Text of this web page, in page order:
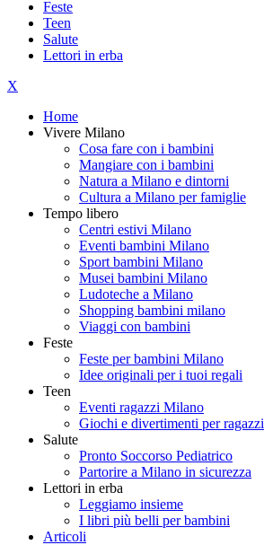
Feste
Teen
Salute
Lettori in erba
X
Home
Vivere Milano
Cosa fare con i bambini
Mangiare con i bambini
Natura a Milano e dintorni
Cultura a Milano per famiglie
Tempo libero
Centri estivi Milano
Eventi bambini Milano
Sport bambini Milano
Musei bambini Milano
Ludoteche a Milano
Shopping bambini milano
Viaggi con bambini
Feste
Feste per bambini Milano
Idee originali per i tuoi regali
Teen
Eventi ragazzi Milano
Giochi e divertimenti per ragazzi
Salute
Pronto Soccorso Pediatrico
Partorire a Milano in sicurezza
Lettori in erba
Leggiamo insieme
I libri più belli per bambini
Articoli